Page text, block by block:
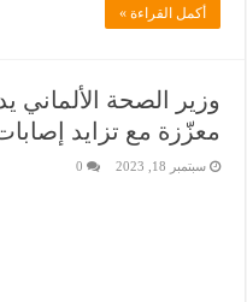
أكمل القراءة »
وزير الصحة
معزّزة مع تزايد
سبتمبر 18, 2023 0